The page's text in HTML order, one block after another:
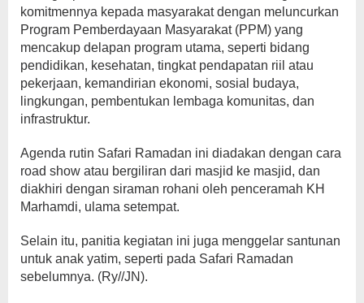
komitmennya kepada masyarakat dengan meluncurkan
Program Pemberdayaan Masyarakat (PPM) yang
mencakup delapan program utama, seperti bidang
pendidikan, kesehatan, tingkat pendapatan riil atau
pekerjaan, kemandirian ekonomi, sosial budaya,
lingkungan, pembentukan lembaga komunitas, dan
infrastruktur.
Agenda rutin Safari Ramadan ini diadakan dengan cara
road show atau bergiliran dari masjid ke masjid, dan
diakhiri dengan siraman rohani oleh penceramah KH
Marhamdi, ulama setempat.
Selain itu, panitia kegiatan ini juga menggelar santunan
untuk anak yatim, seperti pada Safari Ramadan
sebelumnya. (Ry//JN).